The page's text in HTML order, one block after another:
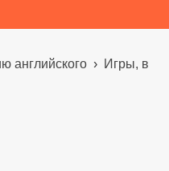
английского › Игры, в